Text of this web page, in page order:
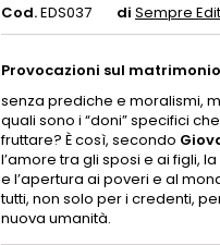
Cod.EDS037 di Sempre
Provocazioni sul
senza prediche e moralismi,
quali sono i “doni” specifici
fruttare? È così, secondo
l’amore tra gli sposi e ai figli,
e l’apertura ai poveri e al
tutti, non solo per i credenti,
nuova umanità.